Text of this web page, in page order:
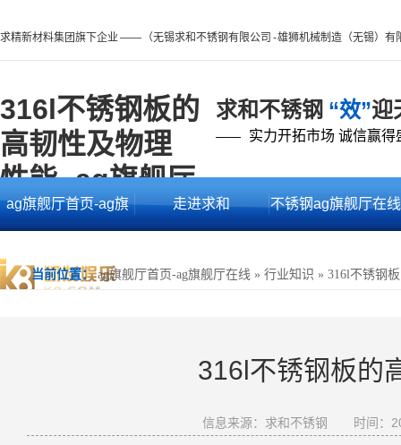
求精新材料集团旗下企业 —— （无锡求和不锈钢有限公司 - 雄狮机械制造（无锡）有
316l不锈钢板的
高韧性及物理
性能 -ag旗舰厅
首页
求和不锈钢 “效”迎
—— 实力开拓市场 诚信赢得
ag旗舰厅首页-ag旗 走进求和 不锈钢ag旗舰厅在线
当前位置： ag旗舰厅首页-ag旗舰厅在线 » 行业知识 » 316l不锈钢
316l不锈钢板的
信息来源：求和不锈钢 时间：